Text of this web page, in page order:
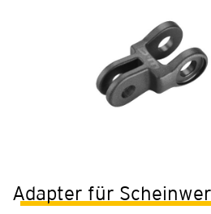
Adapter für